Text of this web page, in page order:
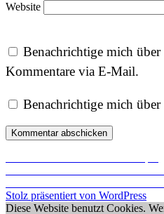
Website
Benachrichtige mich
Kommentare via E-Mail.
Benachrichtige mich
Beitragsnavigation
Stolz präsentiert von WordPress
Diese Website benutzt Cookies.